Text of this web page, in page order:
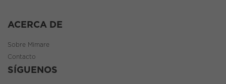
ACERCA DE
Sobre Mimare
Contacto
SÍGUENOS